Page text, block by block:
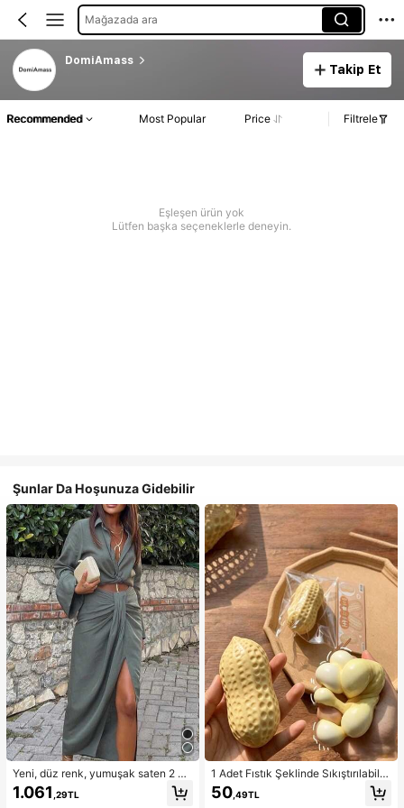
Mağazada ara
DomiAmass
Takip Et
Recommended Most Popular Price Filtrele
Eşleşen ürün yok
Lütfen başka seçeneklerle deneyin.
Şunlar Da Hoşunuza Gidebilir
Yeni, düz renk, yumuşak saten 2 pa
rçalı takım, ilkbahar/yaz ev giyimi, i
şe gidip gelme, müzik festivalleri ve
1.061 ,29TL
1 Adet Fıstık Şeklinde Sıkıştırılabilir
Stres Oyuncağı, Ofis Rahatlaması v
e Parti Etkileşimi İçin Uygun, Doğu
50 ,49TL